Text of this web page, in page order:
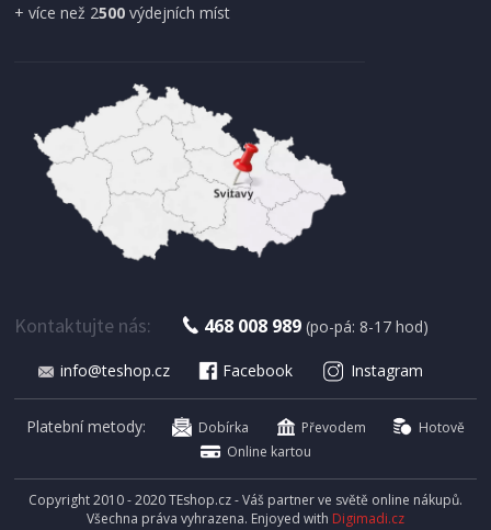
375 Kč Přidat do košíku
BAZÉNOVÁ CHEMIE
Silcopool Chemie bazénová, Tester na chlor
+ více než 2500 výdejních míst
Kontaktujte nás: 468 008 989 (po-pá: 8-17 hod)
info@teshop.cz Facebook Instagram
Platební metody: Dobírka Převodem
Hotově
Online kartou
Copyright 2010 - 2020 TEshop.cz - Váš partner ve světě online nákupů.
Všechna práva vyhrazena. Enjoyed with Digimadi.cz